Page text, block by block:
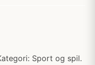
Sport og spil.